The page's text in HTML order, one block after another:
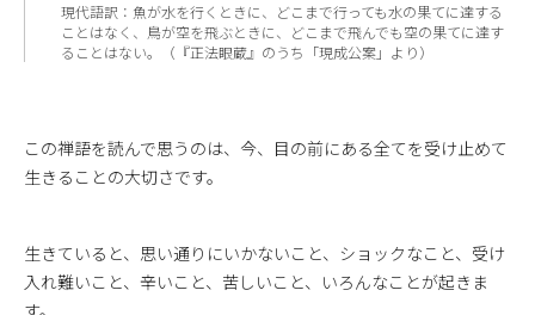
現代語訳：魚が水を行くときに、どこまで行っても水の果てに達する
ことはなく、鳥が空を飛ぶときに、どこまで飛んでも空の果てに達す
ることはない。（『正法眼蔵』のうち「現成公案」より）
この禅語を読んで思うのは、今、目の前にある全てを受け止めて
生きることの大切さです。
生きていると、思い通りにいかないこと、ショックなこと、受け
入れ難いこと、辛いこと、苦しいこと、いろんなことが起きま
す。